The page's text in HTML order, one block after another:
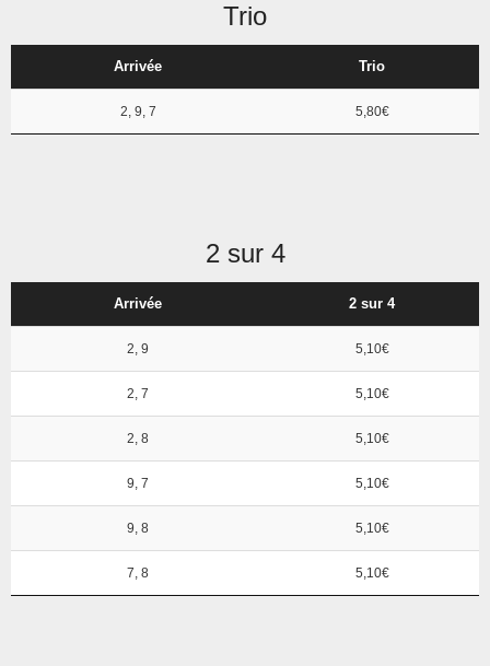
Trio
Arrivée Trio
2, 9, 7 5,80€
2 sur 4
Arrivée 2 sur 4
2, 9 5,10€
2, 7 5,10€
2, 8 5,10€
9, 7 5,10€
9, 8 5,10€
7, 8 5,10€